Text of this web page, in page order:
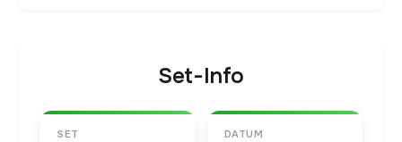
Set-Info
SET DATUM